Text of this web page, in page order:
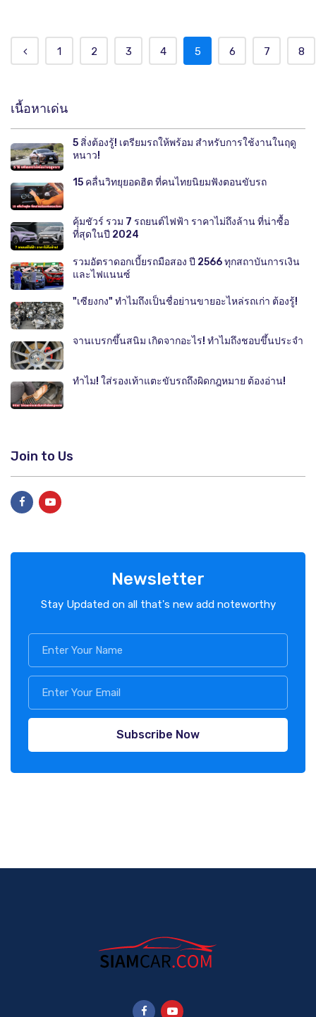
1 2 3 4 5 6 7 8
เนื้อหาเด่น
5 สิ่งต้องรู้! เตรียมรถให้พร้อม สำหรับการใช้งานในฤดู
หนาว!
15 คลื่นวิทยุยอดฮิต ที่คนไทยนิยมฟังตอนขับรถ
คุ้มชัวร์ รวม 7 รถยนต์ไฟฟ้า ราคาไม่ถึงล้าน ที่น่าซื้อ
ที่สุดในปี 2024
รวมอัตราดอกเบี้ยรถมือสอง ปี 2566 ทุกสถาบันการเงิน
และไฟแนนซ์
"เซียงกง" ทำไมถึงเป็นชื่อย่านขายอะไหล่รถเก่า ต้องรู้!
จานเบรกขึ้นสนิม เกิดจากอะไร! ทำไมถึงชอบขึ้นประจำ
ทำไม! ใส่รองเท้าแตะขับรถถึงผิดกฎหมาย ต้องอ่าน!
Join to Us
Newsletter
Stay Updated on all that's new add noteworthy
Subscribe Now